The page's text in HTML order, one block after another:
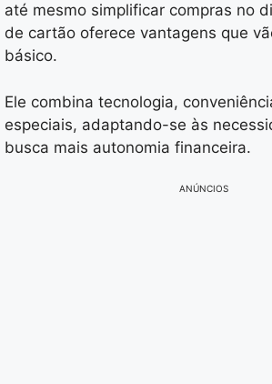
até mesmo simplificar compras no
de cartão oferece vantagens que
básico.
Ele combina tecnologia,
especiais, adaptando-se às
busca mais autonomia financeira.
ANÚNCIOS